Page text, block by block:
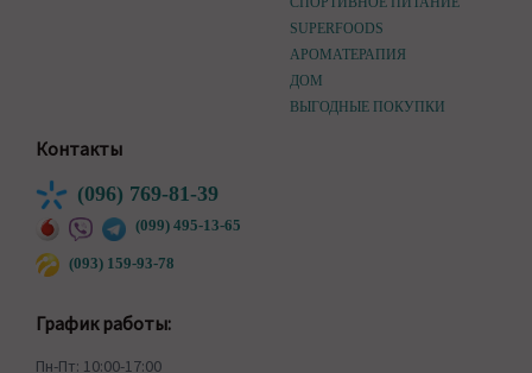
SUPERFOODS
АРОМАТЕРАПИЯ
ДОМ
ВЫГОДНЫЕ ПОКУПКИ
Контакты
(096) 769-81-39
(099) 495-13-65
(093) 159-93-78
График работы:
Пн-Пт: 10:00-17:00